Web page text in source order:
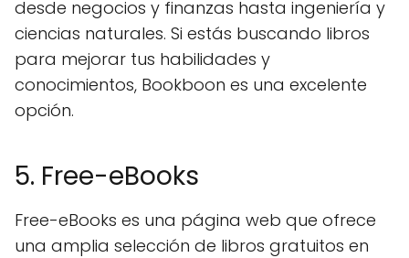
desde negocios y finanzas hasta ingeniería y
ciencias naturales. Si estás buscando libros
para mejorar tus habilidades y
conocimientos, Bookboon es una excelente
opción.
5. Free-eBooks
Free-eBooks es una página web que ofrece
una amplia selección de libros gratuitos en